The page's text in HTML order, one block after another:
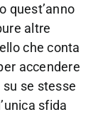
quest’anno
altre
che conta
accendere
se stesse
sfida